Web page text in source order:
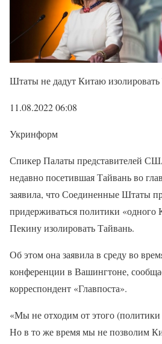
Штаты не дадут Китаю
11.08.2022 06:08
Укринформ
Спикер Палаты представителей
недавно посетившая Тайвань во
заявила, что Соединенные Штаты
придерживаться политики «одного
Пекину изолировать Тайвань.
Об этом она заявила в среду во
конференции в Вашингтоне,
корреспондент «Главпоста».
«Мы не отходим от этого
Но в то же время мы не позволим